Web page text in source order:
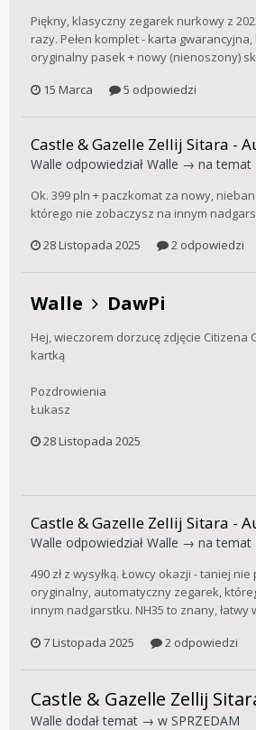
Piękny, klasyczny zegarek nurkowy z
razy. Pełen komplet - karta gwarancyjna,
oryginalny pasek + nowy (nienoszony)
15 Marca
5 odpowiedzi
Castle & Gazelle Zellij Sitara -
Walle odpowiedział Walle → na
Ok. 399 pln + paczkomat za nowy,
którego nie zobaczysz na innym
28 Listopada 2025
2 odpowiedzi
Walle DawPi
Hej, wieczorem dorzucę zdjęcie Citizena
kartką
Pozdrowienia
Łukasz
28 Listopada 2025
Castle & Gazelle Zellij Sitara -
Walle odpowiedział Walle → na
490 zł z wysyłką. Łowcy okazji - taniej
oryginalny, automatyczny zegarek,
innym nadgarstku. NH35 to znany, łatwy
7 Listopada 2025
2 odpowiedzi
Castle & Gazelle Zellij
Walle dodał temat → w SPRZEDAM